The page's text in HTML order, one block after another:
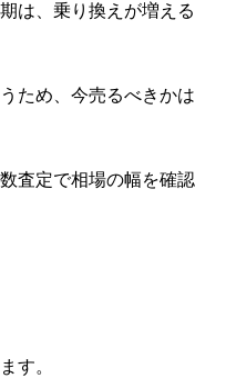
は、乗り換えが増える
ため、今売るべきかは
査定で相場の幅を確認
す。